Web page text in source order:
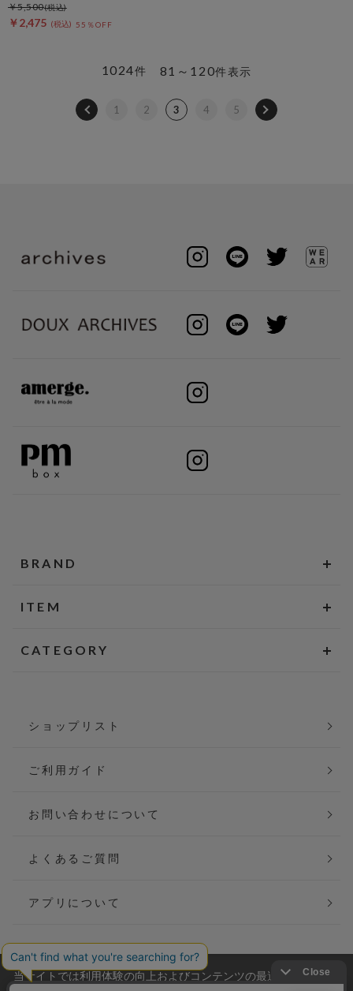
￥2,475 55％OFF
￥5,500
81～120件表示
1024件
1 2 3 4 5
BRAND
ITEM
CATEGORY
ショップリスト
ご利用ガイド
お問い合わせについて
よくあるご質問
アプリについて
当サイトでは利用体験の向上およびコンテンツの最適な提供、ト